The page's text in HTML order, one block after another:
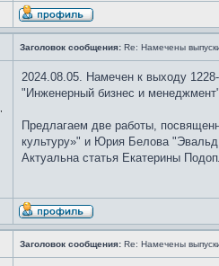
Заголовок сообщения: Re: Намечены
2024.08.05. Намечен к выходу
"Инженерный бизнес и
Предлагаем две работы,
культуру»" и Юрия Белова
Актуальна статья Екатерины
Заголовок сообщения: Re: Намечены